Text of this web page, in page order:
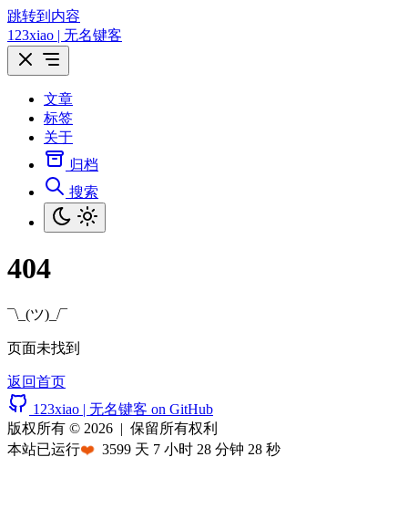
跳转到内容
123xiao | 无名键客
文章
标签
关于
归档
搜索
404
¯\_(ツ)_/¯
页面未找到
返回首页
123xiao | 无名键客 on GitHub
版权所有 © 2026 | 保留所有权利
本站已运行❤️ 3599 天 7 小时 28 分钟 28 秒